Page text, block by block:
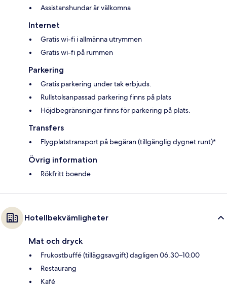
Assistanshundar är välkomna
Internet
Gratis wi-fi i allmänna utrymmen
Gratis wi-fi på rummen
Parkering
Gratis parkering under tak erbjuds.
Rullstolsanpassad parkering finns på plats
Höjdbegränsningar finns för parkering på plats.
Transfers
Flygplatstransport på begäran (tillgänglig dygnet runt)*
Övrig information
Rökfritt boende
Hotellbekvämligheter
Mat och dryck
Frukostbuffé (tilläggsavgift) dagligen 06.30–10.00
Restaurang
Kafé